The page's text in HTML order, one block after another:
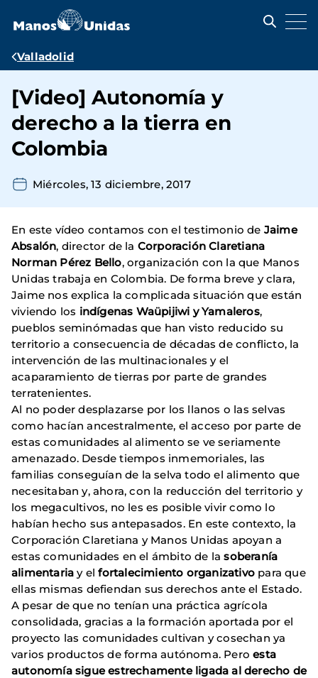
contenido
Ruta
navegación
Valladolid
[Video] Autonomía y
derecho a la tierra en
Colombia
Miércoles, 13 diciembre, 2017
En este vídeo contamos con el testimonio de Jaime
Absalón, director de la Corporación Claretiana
Norman Pérez Bello, organización con la que Manos
Unidas trabaja en Colombia. De forma breve y clara,
Jaime nos explica la complicada situación que están
viviendo los indígenas Waüpijiwi y Yamaleros,
pueblos seminómadas que han visto reducido su
territorio a consecuencia de décadas de conflicto, la
intervención de las multinacionales y el
acaparamiento de tierras por parte de grandes
terratenientes.
Al no poder desplazarse por los llanos o las selvas
como hacían ancestralmente, el acceso por parte de
estas comunidades al alimento se ve seriamente
amenazado. Desde tiempos inmemoriales, las
familias conseguían de la selva todo el alimento que
necesitaban y, ahora, con la reducción del territorio y
los megacultivos, no les es posible vivir como lo
habían hecho sus antepasados. En este contexto, la
Corporación Claretiana y Manos Unidas apoyan a
estas comunidades en el ámbito de lasoberanía
alimentaria y elfortalecimiento organizativo para que
ellas mismas defiendan sus derechos ante el Estado.
A pesar de que no tenían una práctica agrícola
consolidada, gracias a la formación aportada por el
proyecto las comunidades cultivan y cosechan ya
varios productos de forma autónoma. Peroesta
autonomía sigue estrechamente ligada al derecho de